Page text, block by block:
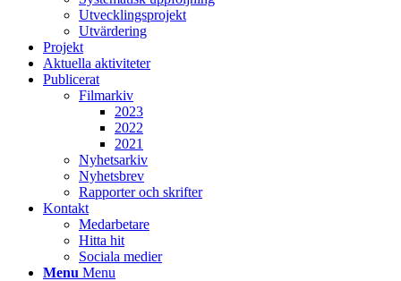
Utvecklingsprojekt
Utvärdering
Projekt
Aktuella aktiviteter
Publicerat
Filmarkiv
2023
2022
2021
Nyhetsarkiv
Nyhetsbrev
Rapporter och skrifter
Kontakt
Medarbetare
Hitta hit
Sociala medier
Menu Menu